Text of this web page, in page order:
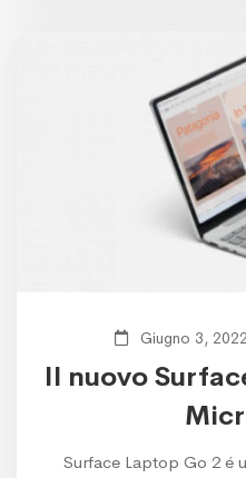
Giugno 3, 2022
Il nuovo
Surface Laptop Go 2 é